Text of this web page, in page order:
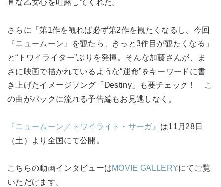
直な乙女心を吐露してくれた。
さらに「第1作を観れば必ず第2作を観たくなるし、今回
『ニュームーン』を観たら、きっと3作目が観たくなる」
と“トワイライター”ぶりを発揮。そんな加藤さんが、ま
さに映画で描かれているような“運命”をキーワードに書
き上げたイメージソング「Destiny」も要チェック！ こ
の曲がバックに流れる予告編もお見逃しなく。
『ニュームーン／トワイライト・サーガ』 は11月28日
（土）より全国にて公開。
こちらの動画インタビューはMOVIE GALLERYにてご覧
いただけます。